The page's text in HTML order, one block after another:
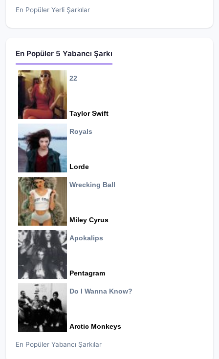
En Popüler Yerli Şarkılar
En Popüler 5 Yabancı Şarkı
22
Taylor Swift
Royals
Lorde
Wrecking Ball
Miley Cyrus
Apokalips
Pentagram
Do I Wanna Know?
Arctic Monkeys
En Popüler Yabancı Şarkılar